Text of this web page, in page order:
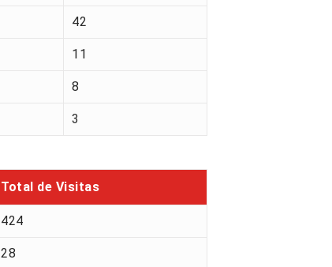
42
11
8
3
Total de Visitas
424
28